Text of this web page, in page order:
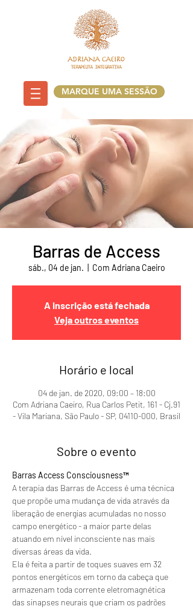
MARQUE UMA SESSÃO
Barras de Access
sáb., 04 de jan. Com Adriana Caeiro
A inscrição está fechada
Veja outros eventos
Horário e local
04 de jan. de 2020, 09:00 – 18:00
Com Adriana Caeiro, Rua Carlos Petit, 161 - Cj.91
- Vila Mariana, São Paulo - SP, 04110-000, Brasil
Sobre o evento
Barras Access Consciousness™
A terapia das Barras de Access é uma técnica
que propõe uma mudança de vida através da
liberação de energias acumuladas no nosso
campo energético - a maior parte delas
atuando em nível inconsciente nas mais
diversas áreas da vida.
Ela é feita a partir de toques suaves em 32
pontos energéticos em torno da cabeça que
armazenam toda corrente eletromagnética
das sinapses neurais que criam os padrões